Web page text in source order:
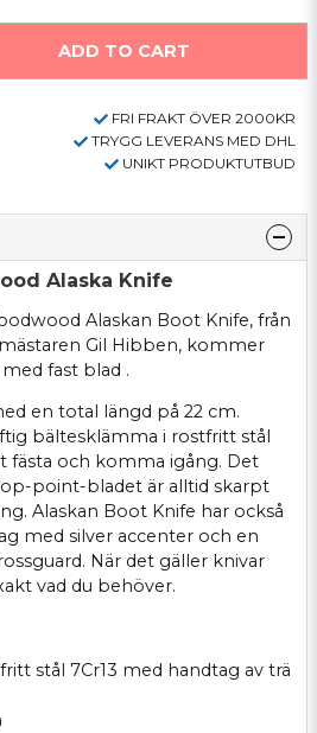
ADD TO CART
FRI FRAKT ÖVER 2000KR
TRYGG LEVERANS MED DHL
UNIKT PRODUKTUTBUD
Alaska Knife
Alaskan Boot Knife, från
Gil Hibben, kommer
fast blad .
en total längd på 22 cm.
bältesklämma i rostfritt stål
fästa och komma igång. Det
point-bladet är alltid skarpt
Alaskan Boot Knife har också
med silver accenter och en
När det gäller knivar
vad du behöver.
stål 7Cr13 med handtag av trä